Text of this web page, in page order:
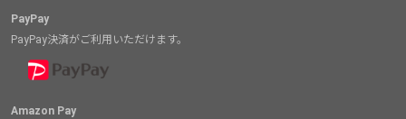
PayPay
PayPay決済がご利用いただけます。
Amazon Pay